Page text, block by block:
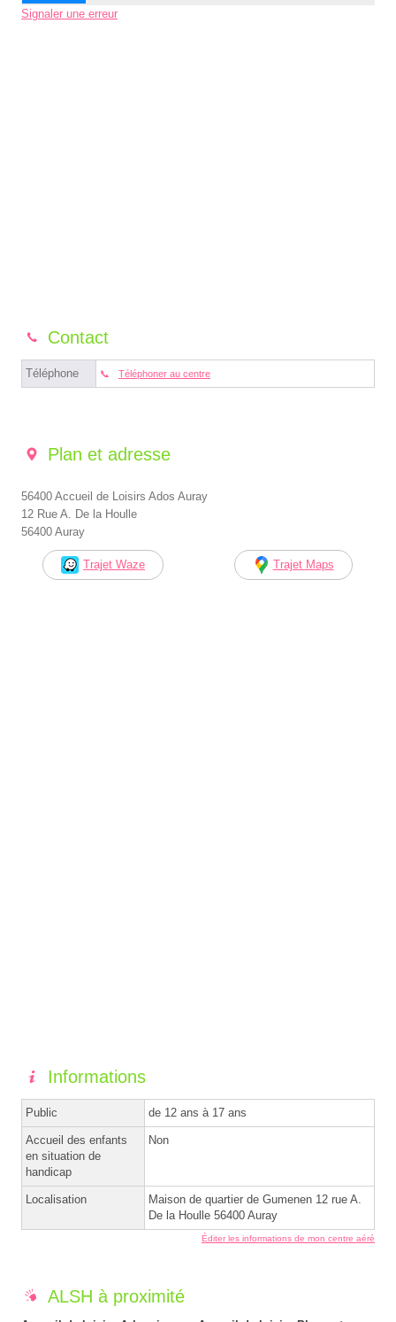
Signaler une erreur
Contact
Téléphone Téléphoner au centre
Plan et adresse
56400 Accueil de Loisirs Ados Auray
12 Rue A. De la Houlle
56400 Auray
Trajet Waze Trajet Maps
Informations
Public de 12 ans à 17 ans
Accueil des enfants
en situation de
handicap
Non
Localisation
Maison de quartier de Gumenen 12 rue A.
De la Houlle 56400 Auray
Éditer les informations de mon centre aéré
ALSH à proximité